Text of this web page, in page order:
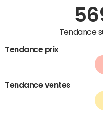
Tendance
Tendance prix
Tendance ventes